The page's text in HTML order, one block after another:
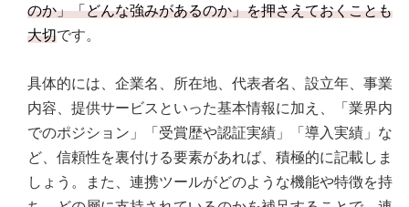
のか」「どんな強みがあるのか」を押さえておくことも
大切です。
具体的には、企業名、所在地、代表者名、設立年、事業
内容、提供サービスといった基本情報に加え、「業界内
でのポジション」「受賞歴や認証実績」「導入実績」な
ど、信頼性を裏付ける要素があれば、積極的に記載しま
しょう。また、連携ツールがどのような機能や特徴を持